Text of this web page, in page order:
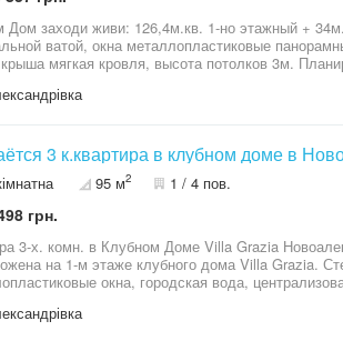
Дом заходи живи: 126,4м.кв. 1-но этажный +
ватой, окна металлопластиковые
мягкая кровля, высота потолков 3м.
Три фазы. Внутри выполнен совершенно новый
газон с автополивом, молодое озеленение,
с подсветкой, автоматические ворота, барбекю
3 к.квартира в клубном доме в
95 м2 1 / 4 пов.
грн.
комн. в Клубном Доме Villa Grazia Новоалександровка 95м.кв. 3-х комнатная
на 1-м этаже клубного дома Villa Grazia.
окна, городская вода,
ремонт с индивидуально подобранной